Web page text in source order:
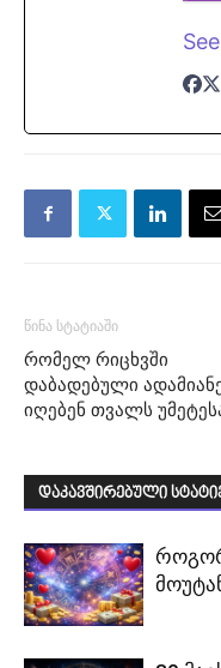
წინა სტატიაში
რომელ რიცხვში
დაბადებული
იღებენ თვალს
დაკავშირებული